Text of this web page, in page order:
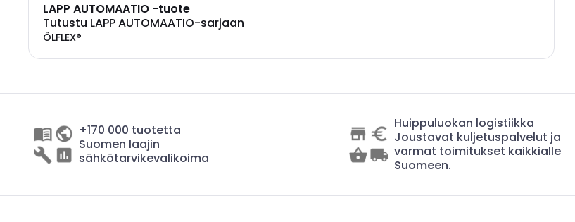
LAPP AUTOMAATIO -tuote
Tutustu LAPP AUTOMAATIO-sarjaan
ÖLFLEX®
+170 000 tuotetta
Suomen laajin
sähkötarvikevalikoima
Huippuluokan logistiikka
Joustavat kuljetuspalvelut ja
varmat toimitukset kaikkialle
Suomeen.